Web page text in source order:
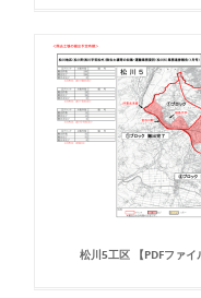
松川5工区 【PDFファイ